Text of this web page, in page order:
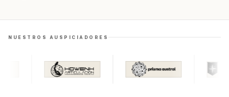
NUESTROS AUSPICIADORES